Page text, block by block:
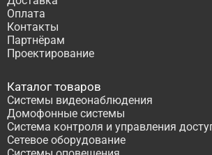
Оплата
Контакты
Партнёрам
Проектирование
Каталог товаров
Системы видеонаблюдения
Домофонные системы
Система контроля и управления
Сетевое оборудование